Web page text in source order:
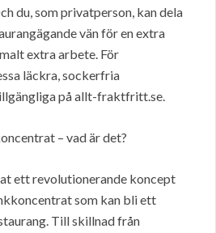
du, som privatperson, kan dela
vän för en extra
extra arbete. För
läckra, sockerfria
på allt-fraktfritt.se.
– vad är det?
ett revolutionerande koncept
som kan bli ett
Till skillnad från